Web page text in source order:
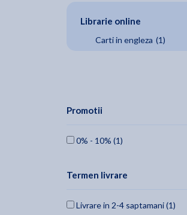
Librarie online
Carti in engleza (1)
Promotii
0% - 10% (1)
Termen livrare
Livrare in 2-4 saptamani (1)